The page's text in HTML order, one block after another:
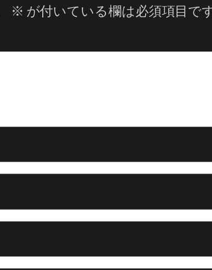
※ が付いている欄は必須項目で